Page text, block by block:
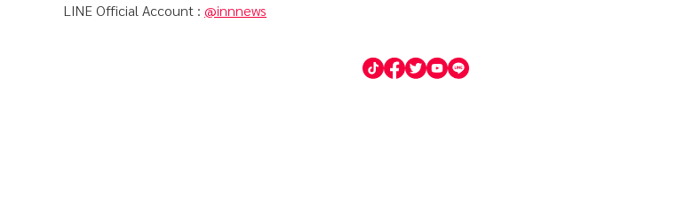
LINE Official Account : @innnews